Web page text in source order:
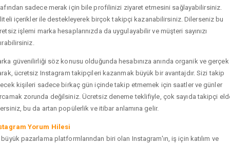
sadece merak için bile profilinizi ziyaret etmesini sağlayabilirsiniz.
içerikler ile destekleyerek birçok takipçi kazanabilirsiniz. Dilerseniz bu
işlemi marka hesaplarınızda da uygulayabilir ve müşteri sayınızı
güvenilirliği söz konusu olduğunda hesabınıza anında organik ve gerçek
ücretsiz Instagram takipçileri kazanmak büyük bir avantajdır. Sizi takip
kişileri sadece birkaç gün içinde takip etmemek için saatler ve günler
zorunda değilsiniz. Ücretsiz deneme teklifiyle, çok sayıda takipçi
bu da artan popülerlik ve itibar anlamına gelir.
Yorum Hilesi
büyük pazarlama platformlarından biri olan Instagram'ın, iş için katılım ve